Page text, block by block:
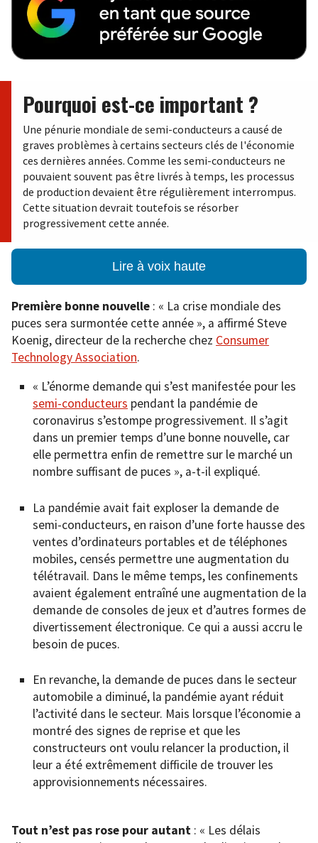
Pourquoi est-ce important ?
Une pénurie mondiale de semi-conducteurs a causé de
graves problèmes à certains secteurs clés de l'économie
ces dernières années. Comme les semi-conducteurs ne
pouvaient souvent pas être livrés à temps, les processus
de production devaient être régulièrement interrompus.
Cette situation devrait toutefois se résorber
progressivement cette année.
Lire à voix haute
Première bonne nouvelle : « La crise mondiale des
puces sera surmontée cette année », a affirmé Steve
Koenig, directeur de la recherche chez Consumer
Technology Association.
« L’énorme demande qui s’est manifestée pour les
semi-conducteurs pendant la pandémie de
coronavirus s’estompe progressivement. Il s’agit
dans un premier temps d’une bonne nouvelle, car
elle permettra enfin de remettre sur le marché un
nombre suffisant de puces », a-t-il expliqué.
La pandémie avait fait exploser la demande de
semi-conducteurs, en raison d’une forte hausse des
ventes d’ordinateurs portables et de téléphones
mobiles, censés permettre une augmentation du
télétravail. Dans le même temps, les confinements
avaient également entraîné une augmentation de la
demande de consoles de jeux et d’autres formes de
divertissement électronique. Ce qui a aussi accru le
besoin de puces.
En revanche, la demande de puces dans le secteur
automobile a diminué, la pandémie ayant réduit
l’activité dans le secteur. Mais lorsque l’économie a
montré des signes de reprise et que les
constructeurs ont voulu relancer la production, il
leur a été extrêmement difficile de trouver les
approvisionnements nécessaires.
Tout n’est pas rose pour autant : « Les délais